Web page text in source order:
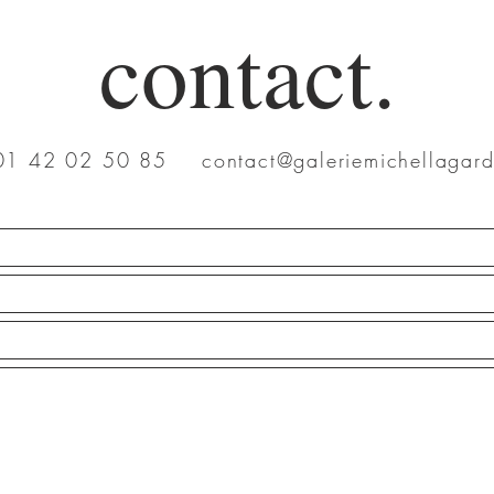
de Sibylline | Sixtine Dano
1 200,00 €
Caresse n°2 | Sixtine
contact.
42 02 50 85